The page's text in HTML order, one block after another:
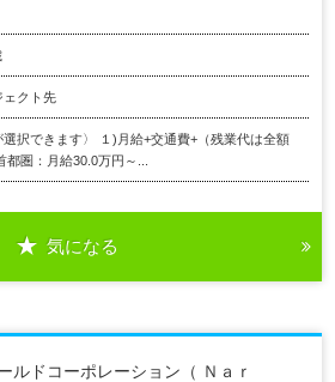
ェクト先
選択できます〉 １)月給+交通費+（残業代は全額
都圏：月給30.0万円～...
気になる
ルドコーポレーション（ Ｎａｒ